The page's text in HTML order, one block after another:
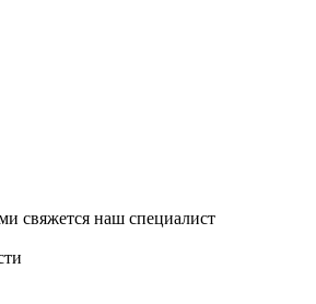
свяжется наш специалист